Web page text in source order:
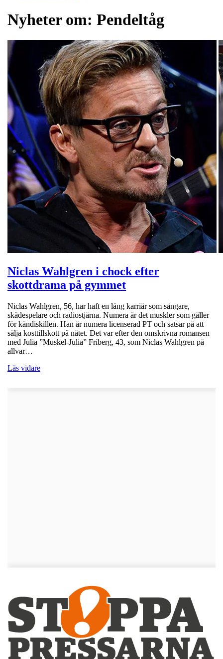
Nyheter om: Pendeltåg
Niclas Wahlgren i chock efter
skottdrama på gymmet
Niclas Wahlgren, 56, har haft en lång karriär som sångare,
skådespelare och radiostjärna. Numera är det muskler som gäller
för kändiskillen. Han är numera licenserad PT och satsar på att
sälja kosttillskott på nätet. Det var efter den omskrivna romansen
med Julia ”Muskel-Julia” Friberg, 43, som Niclas Wahlgren på
allvar…
Läs vidare